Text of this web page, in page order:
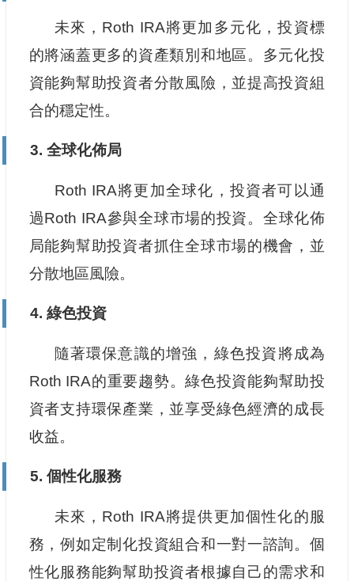
未來，Roth IRA將更加多元化，投資標
的將涵蓋更多的資產類別和地區。多元化投
資能夠幫助投資者分散風險，並提高投資組
合的穩定性。
3. 全球化佈局
Roth IRA將更加全球化，投資者可以通
過Roth IRA參與全球市場的投資。全球化佈
局能夠幫助投資者抓住全球市場的機會，並
分散地區風險。
4. 綠色投資
隨著環保意識的增強，綠色投資將成為
Roth IRA的重要趨勢。綠色投資能夠幫助投
資者支持環保產業，並享受綠色經濟的成長
收益。
5. 個性化服務
未來，Roth IRA將提供更加個性化的服
務，例如定制化投資組合和一對一諮詢。個
性化服務能夠幫助投資者根據自己的需求和